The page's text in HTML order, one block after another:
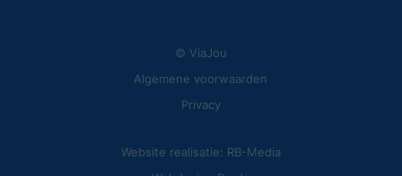
© ViaJou
Algemene voorwaarden
Privacy
Website realisatie: RB-Media